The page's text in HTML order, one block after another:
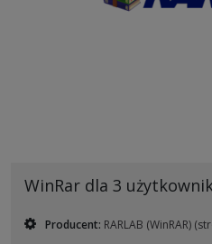
WinRar dla 3
Producent: RARLAB (WinRAR)